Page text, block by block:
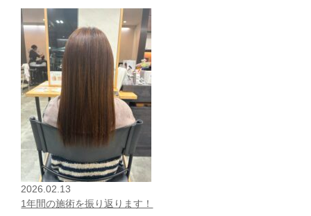
2026.02.13
1年間の施術を振り返ります！